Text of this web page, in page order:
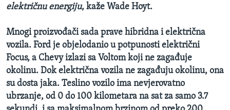
električnu energiju, kaže Wade Hoyt.
Mnogi proizvođači sada prave hibridna i električna
vozila. Ford je objelodanio u potpunosti električni
Focus, a Chevy izlazi sa Voltom koji ne zagađuje
okolinu. Dok električna vozila ne zagađuju okolinu, ona
su dosta jaka. Teslino vozilo ima nevjerovatno
ubrzanje, od 0 do 100 kilometara na sat za samo 3.7